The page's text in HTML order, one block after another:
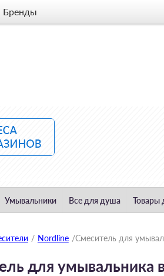
Бренды
Умывальники Все для душа Товары
/ Nordline /Смеситель для
для умывальника